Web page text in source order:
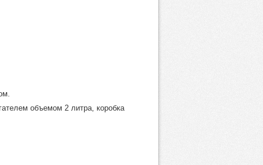
объемом 2 литра, коробка